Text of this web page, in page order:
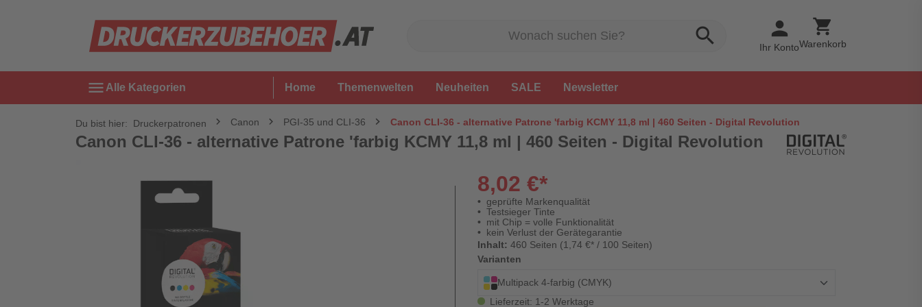
search person
Ihr Konto
shopping_cart
Warenkorb
menu Alle Kategorien Home Themenwelten Neuheiten SALE Newsletter
Du bist hier: Druckerpatronen Canon PGI-35 und CLI-36 Canon CLI-36 - alternative Patrone 'farbig KCMY 11,8 ml | 460 Seiten - Digital Revolution
Canon CLI-36 - alternative Patrone 'farbig KCMY 11,8 ml | 460 Seiten - Digital Revolution
8,02 €*
geprüfte Markenqualität
Testsieger Tinte
mit Chip = volle Funktionalität
kein Verlust der Gerätegarantie
Inhalt: 460 Seiten (1,74 €* / 100 Seiten)
Varianten
Multipack 4-farbig (CMYK)
Lieferzeit: 1-2 Werktage